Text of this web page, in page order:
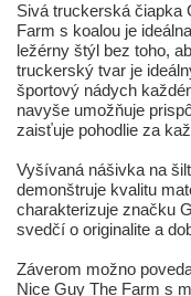
Sivá truckerská čiapka
Farm s koalou je
ležérny štýl bez toho,
truckerský tvar je
športový nádych
navyše umožňuje
zaisťuje pohodlie za
Vyšívaná nášivka na
demonštruje kvalitu
charakterizuje značku
svedčí o originalite a
Záverom možno
Nice Guy The Farm s